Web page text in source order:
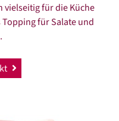
vielseitig für die Küche
Topping für Salate und